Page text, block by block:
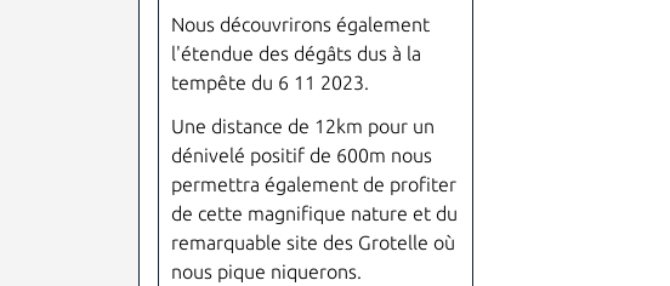
Nous découvrirons également
l'étendue des dégâts dus à la
tempête du 6 11 2023.
Une distance de 12km pour un
dénivelé positif de 600m nous
permettra également de profiter
de cette magnifique nature et du
remarquable site des Grotelle où
nous pique niquerons.